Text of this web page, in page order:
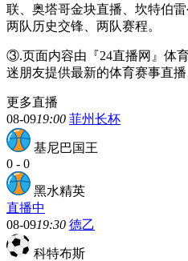
联、奥塔哥金块直播、坎特伯
两队历史交锋、两队赛程。
③.页面内容由『24直播网』体
迷朋友提供最新的体育赛事直
更多直播
08-0919:00 菲州长杯
基尼巴国王
0 - 0
黑水精英
直播中
08-0919:30 德乙
科特布斯